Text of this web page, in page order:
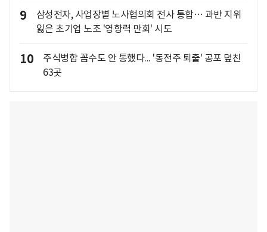
9
삼성전자, 사업장별 노사협의회 전사 통합… 과반 지위
잃은 초기업 노조 '영향력 만회' 시도
10
주식병합 꼼수도 안 통했다... '동전주 퇴출' 공포 덮친
63곳